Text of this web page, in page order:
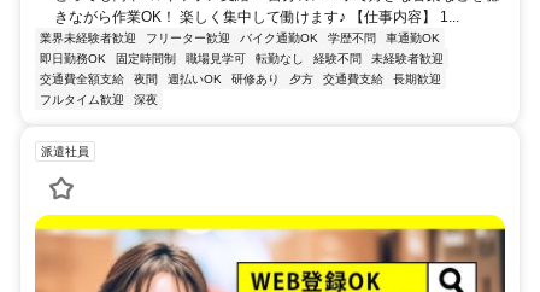
きながら作業OK！ 楽しく集中して働けます♪ 【仕事内容】 1...
業界未経験者歓迎 フリーター歓迎 バイク通勤OK 学歴不問
車通勤OK
即日勤務OK
固定時間制 職場見学可 転勤なし 経験不問
未経験者歓迎
交通費全額支給
夜間 週払いOK 研修あり 夕方 交通費支給
長期歓迎
フルタイム歓迎
深夜
派遣社員